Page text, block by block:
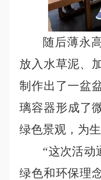
随后薄永
放入水草泥、
制作出了一盆
璃容器形成了
绿色景观，为
“这次活动
绿色和环保理